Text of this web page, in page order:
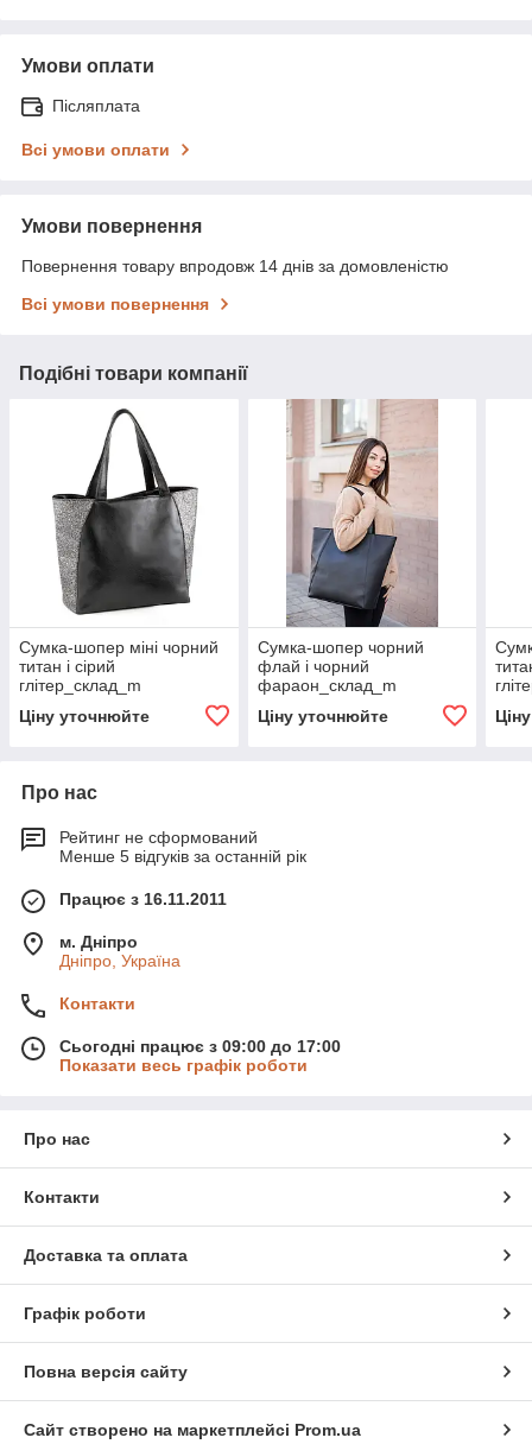
Умови оплати
Післяплата
Всі умови оплати
Умови повернення
Повернення товару впродовж 14 днів за домовленістю
Всі умови повернення
Подібні товари компанії
Сумка-шопер міні чорний
титан і сірий
глітер_склад_m
Ціну уточнюйте
Сумка-шопер чорний
флай і чорний
фараон_склад_m
Ціну уточнюйте
Про нас
Рейтинг не сформований
Менше 5 відгуків за останній рік
Працює з 16.11.2011
м. Дніпро
Дніпро, Україна
Контакти
Сьогодні працює з 09:00 до 17:00
Показати весь графік роботи
Про нас
Контакти
Доставка та оплата
Графік роботи
Повна версія сайту
Сайт створено на маркетплейсі Prom.ua